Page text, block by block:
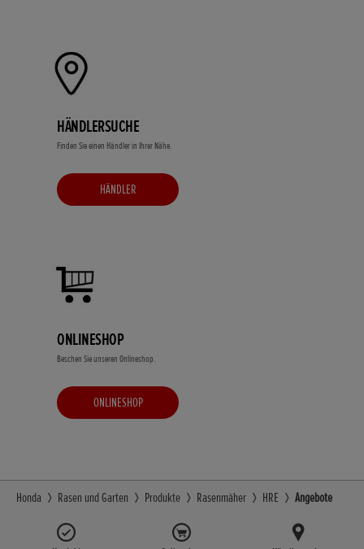
HÄNDLERSUCHE
Finden Sie einen Händler in Ihrer Nähe.
HÄNDLER
ONLINESHOP
Beschen Sie unseren Onlineshop.
ONLINESHOP
Honda Rasen und Garten Produkte Rasenmäher HRE Angebote